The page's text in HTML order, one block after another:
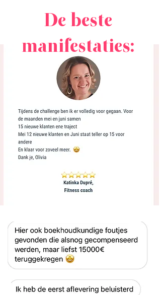
De beste
manifestaties: